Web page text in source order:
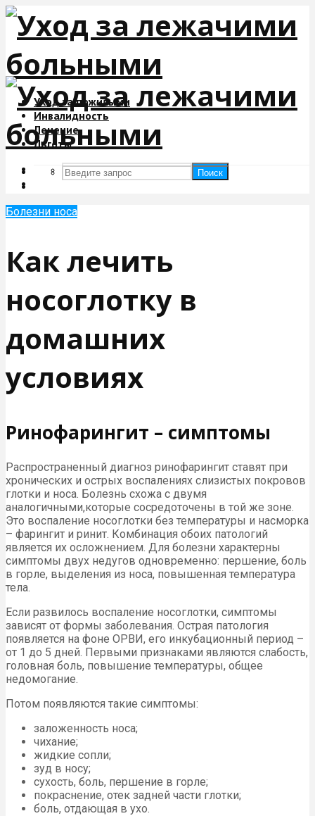
Уход за пожилыми
Инвалидность
Лечение
Льготы
Поиск
Поиск
Болезни носа
Как лечить
носоглотку в
домашних
условиях
Ринофарингит – симптомы
Распространенный диагноз ринофарингит ставят при
хронических и острых воспалениях слизистых покровов
глотки и носа. Болезнь схожа с двумя
аналогичными,которые сосредоточены в той же зоне.
Это воспаление носоглотки без температуры и насморка
– фарингит и ринит. Комбинация обоих патологий
является их осложнением. Для болезни характерны
симптомы двух недугов одновременно: першение, боль
в горле, выделения из носа, повышенная температура
тела.
Если развилось воспаление носоглотки, симптомы
зависят от формы заболевания. Острая патология
появляется на фоне ОРВИ, его инкубационный период –
от 1 до 5 дней. Первыми признаками являются слабость,
головная боль, повышение температуры, общее
недомогание.
Потом появляются такие симптомы:
заложенность носа;
чихание;
жидкие сопли;
зуд в носу;
сухость, боль, першение в горле;
покраснение, отек задней части глотки;
боль, отдающая в ухо.